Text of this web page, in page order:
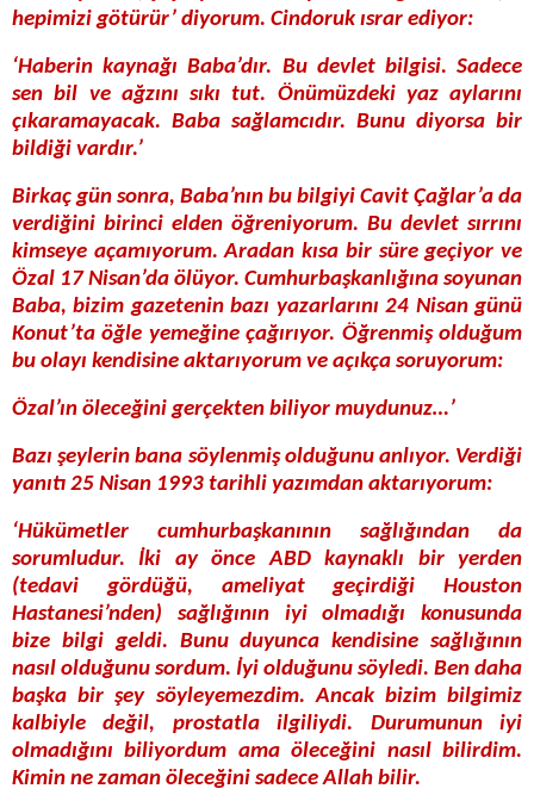
hepimizi götürür’ diyorum. Cindoruk ısrar ediyor:
‘Haberin kaynağı Baba’dır. Bu devlet bilgisi. Sadece
sen bil ve ağzını sıkı tut. Önümüzdeki yaz aylarını
çıkaramayacak. Baba sağlamcıdır. Bunu diyorsa bir
bildiği vardır.’
Birkaç gün sonra, Baba’nın bu bilgiyi Cavit Çağlar’a da
verdiğini birinci elden öğreniyorum. Bu devlet sırrını
kimseye açamıyorum. Aradan kısa bir süre geçiyor ve
Özal 17 Nisan’da ölüyor. Cumhurbaşkanlığına soyunan
Baba, bizim gazetenin bazı yazarlarını 24 Nisan günü
Konut’ta öğle yemeğine çağırıyor. Öğrenmiş olduğum
bu olayı kendisine aktarıyorum ve açıkça soruyorum:
Özal’ın öleceğini gerçekten biliyor muydunuz…’
Bazı şeylerin bana söylenmiş olduğunu anlıyor. Verdiği
yanıtı 25 Nisan 1993 tarihli yazımdan aktarıyorum:
‘Hükümetler cumhurbaşkanının sağlığından da
sorumludur. İki ay önce ABD kaynaklı bir yerden
(tedavi gördüğü, ameliyat geçirdiği Houston
Hastanesi’nden) sağlığının iyi olmadığı konusunda
bize bilgi geldi. Bunu duyunca kendisine sağlığının
nasıl olduğunu sordum. İyi olduğunu söyledi. Ben daha
başka bir şey söyleyemezdim. Ancak bizim bilgimiz
kalbiyle değil, prostatla ilgiliydi. Durumunun iyi
olmadığını biliyordum ama öleceğini nasıl bilirdim.
Kimin ne zaman öleceğini sadece Allah bilir.